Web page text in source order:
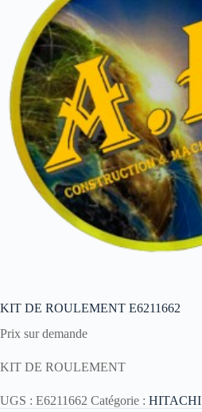
KIT DE ROULEMENT E6211662
Prix sur demande
KIT DE ROULEMENT
UGS : E6211662 Catégorie : HITACHI